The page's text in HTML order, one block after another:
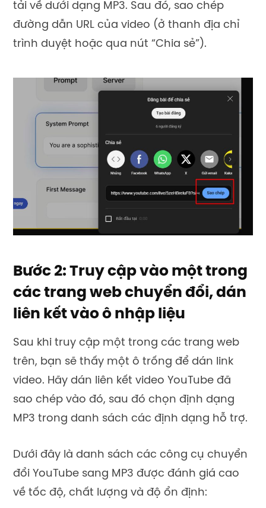
tải về dưới dạng MP3. Sau đó, sao chép
đường dẫn URL của video (ở thanh địa chỉ
trình duyệt hoặc qua nút “Chia sẻ”).
Bước 2: Truy cập vào một trong
các trang web chuyển đổi, dán
liên kết vào ô nhập liệu
Sau khi truy cập một trong các trang web
trên, bạn sẽ thấy một ô trống để dán link
video. Hãy dán liên kết video YouTube đã
sao chép vào đó, sau đó chọn định dạng
MP3 trong danh sách các định dạng hỗ trợ.
Dưới đây là danh sách các công cụ chuyển
đổi YouTube sang MP3 được đánh giá cao
về tốc độ, chất lượng và độ ổn định: